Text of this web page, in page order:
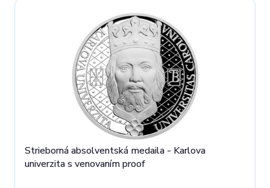
Strieborná absolventská medaila - Karlova
univerzita s venovaním proof